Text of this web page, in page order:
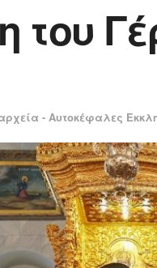
του
- Αυτοκέφαλες